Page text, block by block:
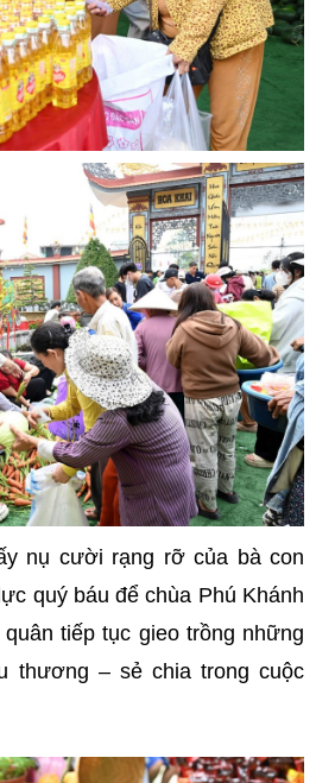
nụ cười rạng rỡ của bà con
quý báu để chùa Phú Khánh
tiếp tục gieo trồng những
thương – sẻ chia trong cuộc